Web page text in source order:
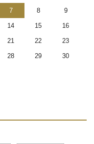
7 8 9
14 15 16
21 22 23
28 29 30